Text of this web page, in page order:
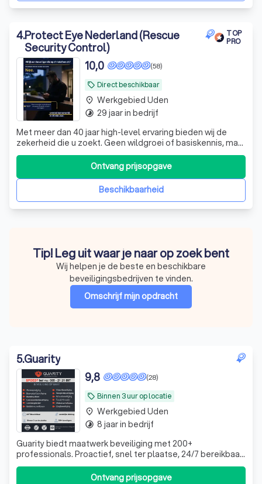
4.Protect Eye Nederland (Rescue
Security Control)
TOP
PRO
local_offer Direct beschikbaar
(58)
10,0
Met meer dan 40 jaar high-level ervaring bieden wij de
zekerheid die u zoekt. Geen wildgroei of basiskennis, maar
een totaalpakket met de kwaliteit van een TopPro 10-
score sinds 2019. Doe wat je zegt!
Beschikbaarheid
Ontvang prijsopgave
place Werkgebied Uden
timelapse 29 jaar in bedrijf
Tip! Leg uit waar je naar op zoek bent
Wij helpen je de beste en beschikbare
beveiligingsbedrijven te vinden.
Omschrijf mijn opdracht
5.Guarity
local_offer Binnen 3 uur op locatie
(28)
9,8
Guarity biedt maatwerk beveiliging met 200+
professionals. Proactief, snel ter plaatse, 24/7 bereikbaar.
Trainingen op maat en een Calamity Control Team
garanderen optimale veiligheid in elke situatie
Ontvang prijsopgave
place Werkgebied Uden
timelapse 8 jaar in bedrijf